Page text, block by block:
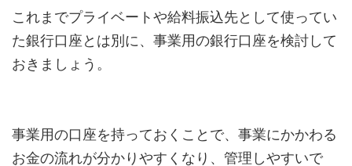
これまでプライベートや給料振込先として使ってい
た銀行口座とは別に、事業用の銀行口座を検討して
おきましょう。
事業用の口座を持っておくことで、事業にかかわる
お金の流れが分かりやすくなり、管理しやすいで